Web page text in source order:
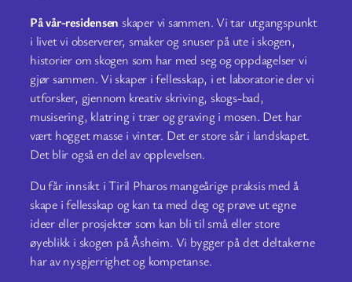
På vår-residensen skaper vi sammen. Vi tar utgangspunkt
i livet vi observerer, smaker og snuser på ute i skogen,
historier om skogen som har med seg og oppdagelser vi
gjør sammen. Vi skaper i fellesskap, i et laboratorie der vi
utforsker, gjennom kreativ skriving, skogs-bad,
musisering, klatring i trær og graving i mosen. Det har
vært hogget masse i vinter. Det er store sår i landskapet.
Det blir også en del av opplevelsen.
Du får innsikt i Tiril Pharos mangeårige praksis med å
skape i fellesskap og kan ta med deg og prøve ut egne
ideer eller prosjekter som kan bli til små eller store
øyeblikk i skogen på Åsheim. Vi bygger på det deltakerne
har av nysgjerrighet og kompetanse.